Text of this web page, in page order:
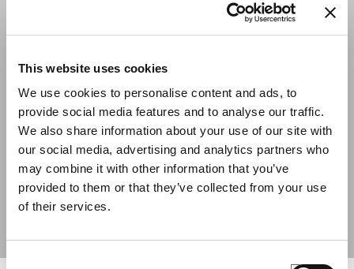
This website uses cookies
We use cookies to personalise content and ads, to
provide social media features and to analyse our traffic.
We also share information about your use of our site with
our social media, advertising and analytics partners who
may combine it with other information that you’ve
provided to them or that they’ve collected from your use
of their services.
Consent
INSERISCI IL CODICE PROMO
APPLICA
QUANTITÀ
AGGIUNGI AL CARRELLO